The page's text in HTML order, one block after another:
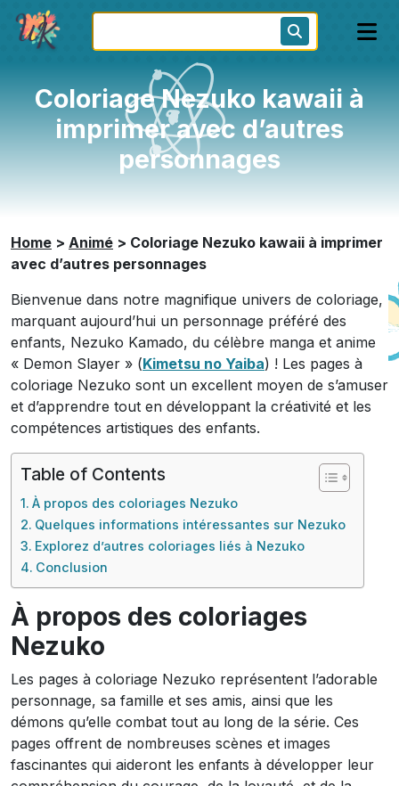
Coloriage Nezuko kawaii à
imprimer avec d’autres
personnages
Home > Animé > Coloriage Nezuko kawaii à imprimer
avec d’autres personnages
Bienvenue dans notre magnifique univers de coloriage,
marquant aujourd’hui un personnage préféré des
enfants, Nezuko Kamado, du célèbre manga et anime
« Demon Slayer » (Kimetsu no Yaiba) ! Les pages à
coloriage Nezuko sont un excellent moyen de s’amuser
et d’apprendre tout en développant la créativité et les
compétences artistiques des enfants.
Table of Contents
À propos des coloriages Nezuko
Quelques informations intéressantes sur Nezuko
Explorez d’autres coloriages liés à Nezuko
Conclusion
À propos des coloriages
Nezuko
Les pages à coloriage Nezuko représentent l’adorable
personnage, sa famille et ses amis, ainsi que les
démons qu’elle combat tout au long de la série. Ces
pages offrent de nombreuses scènes et images
fascinantes qui aideront les enfants à développer leur